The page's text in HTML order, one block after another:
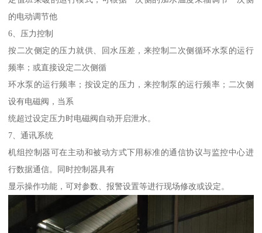
的电动调节他
6、压力控制
按二次侧定的压力就供、回水压差，来控制二次侧循环水泵的运行
频率；或直接设定二次侧循
环水泵的运行频率；按设定的压力，来控制泵的运行频率；二次侧
设有电磁阀，当系
统超过设定压力时电磁阀自动开启泄水。
7、通讯系统
机组控制器可在主动和被动方式下用标准的通信协议与监控中心进
行数据通信。同时控制器具有
显示操作功能，可对参数、报警设置等进行现场修改或设定。